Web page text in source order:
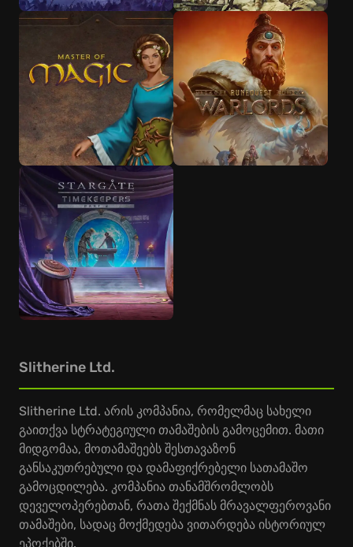
Slitherine Ltd.
Slitherine Ltd. არის კომპანია, რომელმაც სახელი
გაითქვა სტრატეგიული თამაშების გამოცემით. მათი
მიდგომაა, მოთამაშეებს შესთავაზონ
განსაკუთრებული და დამაფიქრებელი სათამაშო
გამოცდილება. კომპანია თანამშრომლობს
დეველოპერებთან, რათა შექმნას მრავალფეროვანი
თამაშები, სადაც მოქმედება ვითარდება ისტორიულ
ეპოქებში.